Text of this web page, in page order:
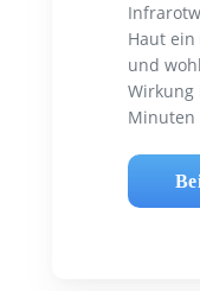
Haut
und
Wirkung
Minuten